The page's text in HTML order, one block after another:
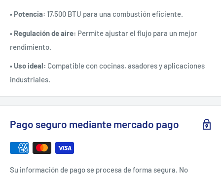
• Potencia: 17,500 BTU para una combustión eficiente.
• Regulación de aire: Permite ajustar el flujo para un mejor
rendimiento.
• Uso ideal: Compatible con cocinas, asadores y aplicaciones
industriales.
Pago seguro mediante mercado pago
Su información de pago se procesa de forma segura. No